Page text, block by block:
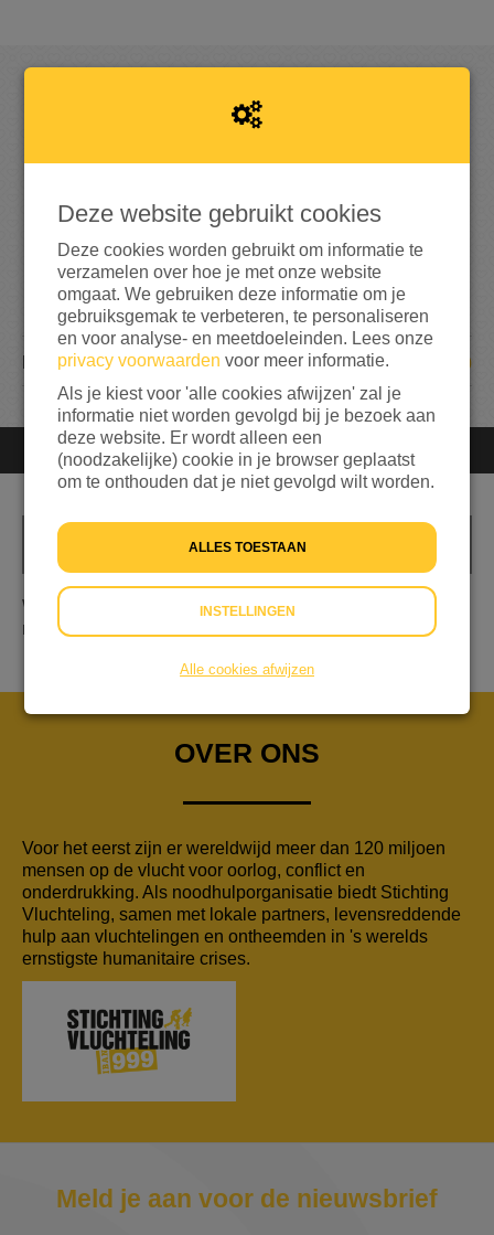
OPGEHAALD
2 . 2 1 0
147% bereikt van mijn streefbedrag € 1.500
40
DONATIES
Afgesloten Je kunt niet meer doneren
Wij nodigen je van harte uit te geven aan hen die het
minder hebben getroffen dan wij.
OVER ONS
Voor het eerst zijn er wereldwijd meer dan 120 miljoen
mensen op de vlucht voor oorlog, conflict en
onderdrukking. Als noodhulporganisatie biedt Stichting
Vluchteling, samen met lokale partners, levensreddende
hulp aan vluchtelingen en ontheemden in 's werelds
ernstigste humanitaire crises.
Meld je aan voor de nieuwsbrief
Deze website gebruikt cookies
Deze cookies worden gebruikt om informatie te
verzamelen over hoe je met onze website
omgaat. We gebruiken deze informatie om je
gebruiksgemak te verbeteren, te personaliseren
en voor analyse- en meetdoeleinden. Lees onze
privacy voorwaarden voor meer informatie.
Als je kiest voor 'alle cookies afwijzen' zal je
informatie niet worden gevolgd bij je bezoek aan
deze website. Er wordt alleen een
(noodzakelijke) cookie in je browser geplaatst
om te onthouden dat je niet gevolgd wilt worden.
ALLES TOESTAAN
INSTELLINGEN
Alle cookies afwijzen